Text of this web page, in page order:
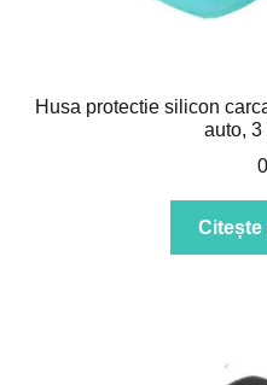
Husa protectie silicon
auto,
0
Citește